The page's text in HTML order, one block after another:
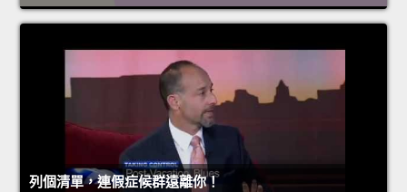
列個清單，連假症候群遠離你！